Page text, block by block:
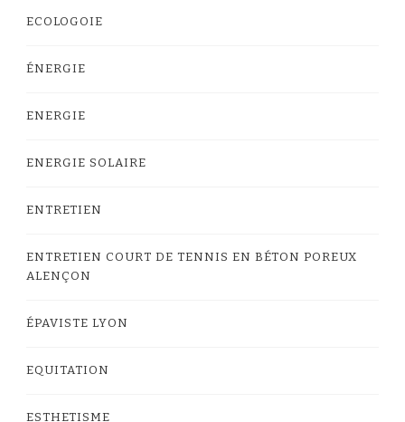
ECOLOGOIE
ÉNERGIE
ENERGIE
ENERGIE SOLAIRE
ENTRETIEN
ENTRETIEN COURT DE TENNIS EN BÉTON POREUX
ALENÇON
ÉPAVISTE LYON
EQUITATION
ESTHETISME